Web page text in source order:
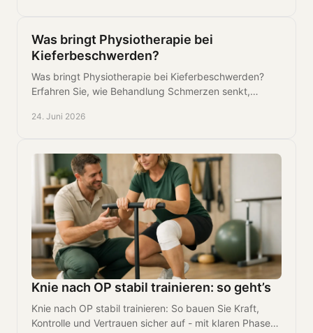
Was bringt Physiotherapie bei
Kieferbeschwerden?
Was bringt Physiotherapie bei Kieferbeschwerden?
Erfahren Sie, wie Behandlung Schmerzen senkt,
24. Juni 2026
Knie nach OP stabil trainieren: so geht’s
Knie nach OP stabil trainieren: So bauen Sie Kraft,
Kontrolle und Vertrauen sicher auf - mit klaren Phasen,